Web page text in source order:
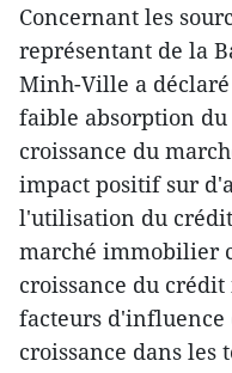
Concernant les
représentant de la
Minh-Ville a
faible absorption
croissance du
impact positif sur
l'utilisation du
marché immobilier
croissance du
facteurs d'influence
croissance dans les